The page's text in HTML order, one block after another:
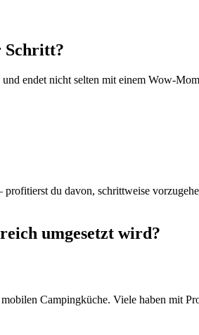
Schritt?
endet nicht selten mit einem Wow-
du davon, schrittweise
umgesetzt wird?
Campingküche. Viele haben mit